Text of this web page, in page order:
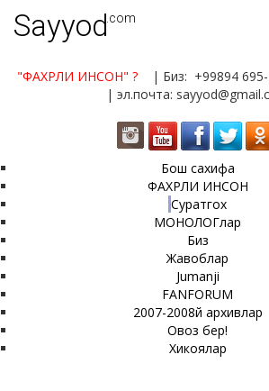
Sayyod.com
"ФАХРЛИ ИНСОН" ?
| Биз: +99894
| эл.почта:
Бош сахифа
ФАХРЛИ ИНСОН
Суратгох
МОНОЛОГлар
Биз
Жавоблар
Jumanji
FANFORUM
2007-2008й архивлар
Овоз бер!
Хикоялар